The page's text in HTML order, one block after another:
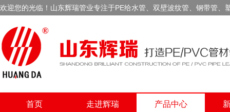
欢迎您的光临！山东辉瑞管业专注于PE给水管、双壁波纹管、钢带管
首页 走进辉瑞 产品中心